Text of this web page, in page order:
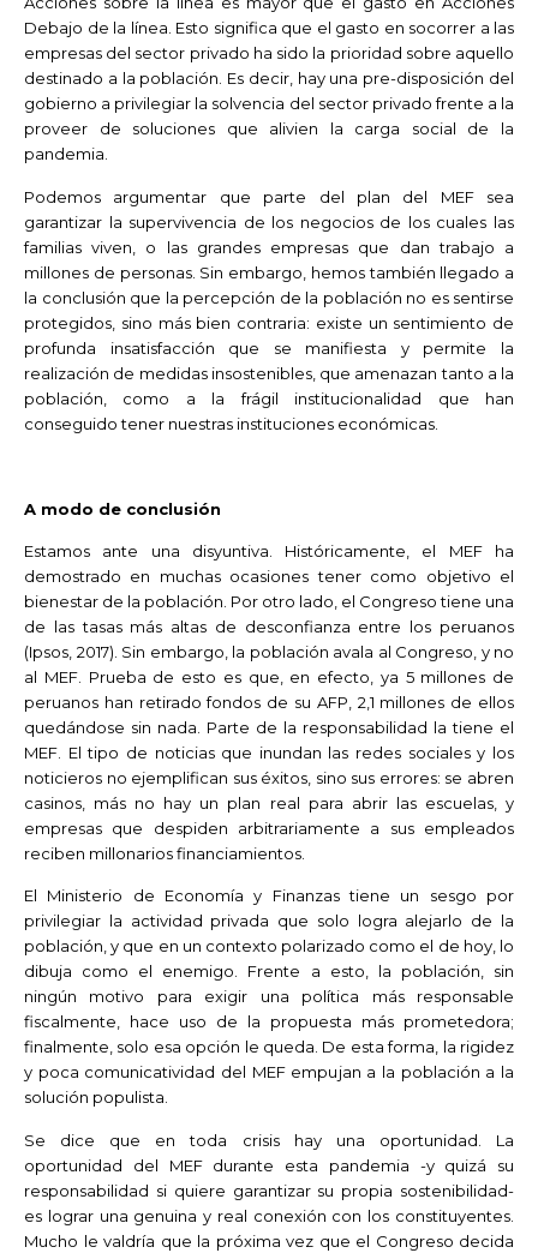
Debajo de la línea. Esto significa que el gasto en socorrer a las
empresas del sector privado ha sido la prioridad sobre aquello
destinado a la población. Es decir, hay una pre-disposición del
gobierno a privilegiar la solvencia del sector privado frente a la
proveer de soluciones que alivien la carga social de la
pandemia.
Podemos argumentar que parte del plan del MEF sea
garantizar la supervivencia de los negocios de los cuales las
familias viven, o las grandes empresas que dan trabajo a
millones de personas. Sin embargo, hemos también llegado a
la conclusión que la percepción de la población no es sentirse
protegidos, sino más bien contraria: existe un sentimiento de
profunda insatisfacción que se manifiesta y permite la
realización de medidas insostenibles, que amenazan tanto a la
población, como a la frágil institucionalidad que han
conseguido tener nuestras instituciones económicas.
A modo de conclusión
Estamos ante una disyuntiva. Históricamente, el MEF ha
demostrado en muchas ocasiones tener como objetivo el
bienestar de la población. Por otro lado, el Congreso tiene una
de las tasas más altas de desconfianza entre los peruanos
(Ipsos, 2017). Sin embargo, la población avala al Congreso, y no
al MEF. Prueba de esto es que, en efecto, ya 5 millones de
peruanos han retirado fondos de su AFP, 2,1 millones de ellos
quedándose sin nada. Parte de la responsabilidad la tiene el
MEF. El tipo de noticias que inundan las redes sociales y los
noticieros no ejemplifican sus éxitos, sino sus errores: se abren
casinos, más no hay un plan real para abrir las escuelas, y
empresas que despiden arbitrariamente a sus empleados
reciben millonarios financiamientos.
El Ministerio de Economía y Finanzas tiene un sesgo por
privilegiar la actividad privada que solo logra alejarlo de la
población, y que en un contexto polarizado como el de hoy, lo
dibuja como el enemigo. Frente a esto, la población, sin
ningún motivo para exigir una política más responsable
fiscalmente, hace uso de la propuesta más prometedora;
finalmente, solo esa opción le queda. De esta forma, la rigidez
y poca comunicatividad del MEF empujan a la población a la
solución populista.
Se dice que en toda crisis hay una oportunidad. La
oportunidad del MEF durante esta pandemia -y quizá su
responsabilidad si quiere garantizar su propia sostenibilidad-
es lograr una genuina y real conexión con los constituyentes.
Mucho le valdría que la próxima vez que el Congreso decida